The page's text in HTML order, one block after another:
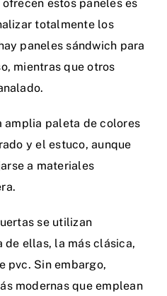
estos paneles es
totalmente los
paneles sándwich para
mientras que otros
amplia paleta de colores
y el estuco, aunque
a materiales
se utilizan
de ellas, la más clásica,
pvc. Sin embargo,
modernas que emplean